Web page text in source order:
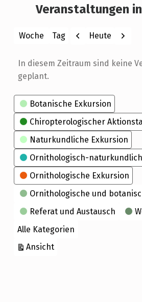
Veranstaltungen in
Woche Tag
Monat
Jahr
Zurück
Heute Weiter
In diesem Zeitraum sind keine
geplant.
Kategorien
Botanische Exkursion
Chiropterologischer
Naturkundliche Exkursion
Ornithologisch-
Ornithologische Exkursion
Ornithologische und
Referat und Austausch
Alle Kategorien
Ansichtausdrucken